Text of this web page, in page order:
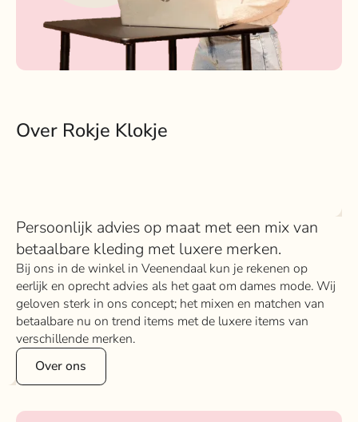
Over Rokje Klokje
Persoonlijk advies op maat met een mix van
betaalbare kleding met luxere merken.
Bij ons in de winkel in Veenendaal kun je rekenen op
eerlijk en oprecht advies als het gaat om dames mode. Wij
geloven sterk in ons concept; het mixen en matchen van
betaalbare nu on trend items met de luxere items van
verschillende merken.
Over ons